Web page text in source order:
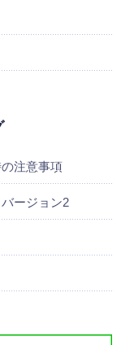
注意事項
ージョン2